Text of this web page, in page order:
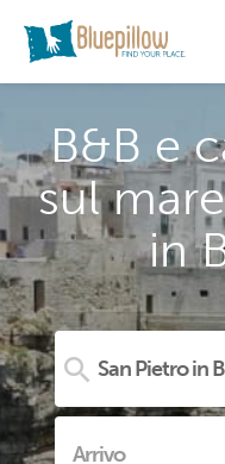
B&B e
sul
in